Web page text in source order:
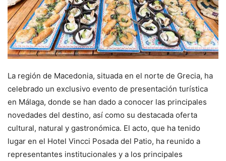
La región de Macedonia, situada en el norte de Grecia, ha
celebrado un exclusivo evento de presentación turística
en Málaga, donde se han dado a conocer las principales
novedades del destino, así como su destacada oferta
cultural, natural y gastronómica. El acto, que ha tenido
lugar en el Hotel Vincci Posada del Patio, ha reunido a
representantes institucionales y a los principales